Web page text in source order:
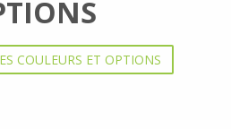
COULEURS ET OPTIONS